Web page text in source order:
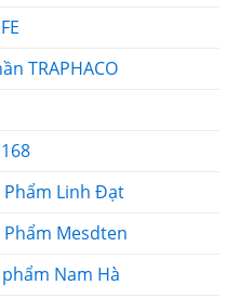
TRAPHACO
Phẩm Linh Đạt
Phẩm Mesdten
Nam Hà